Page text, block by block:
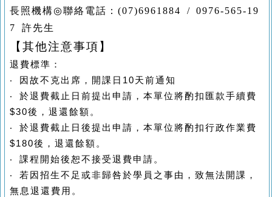
長照機構◎聯絡電話： (07)6961884 / 0976-565-19
7 許先生
【其他注意事項】
退費標準：
‧
因故不克出席，開課日 10天前通知
‧ 於退費截止日前提出申請，本單位將酌扣匯款手續費
$30後，退還餘額。
‧ 於退費截止日後提出申請，本單位將酌扣行政作業費
$180後，退還餘額。
‧ 課程開始後恕不接受退費申請。
‧ 若因招生不足或非歸咎於學員之事由，致無法開課，
無息退還費用。